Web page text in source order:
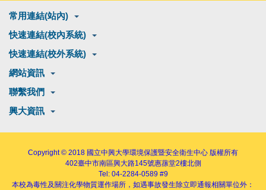
常用連結(站內)
快速連結(校內系統)
快速連結(校外系統)
網站資訊
聯繫我們
興大資訊
Copyright © 2018 國立中興大學環境保護暨安全衛生中心 版權所有
402臺中市南區興大路145號惠蓀堂2樓北側
Tel: 04-2284-0589 #9
本校為毒性及關注化學物質運作場所，如遇事故發生除立即通報相關單位外：